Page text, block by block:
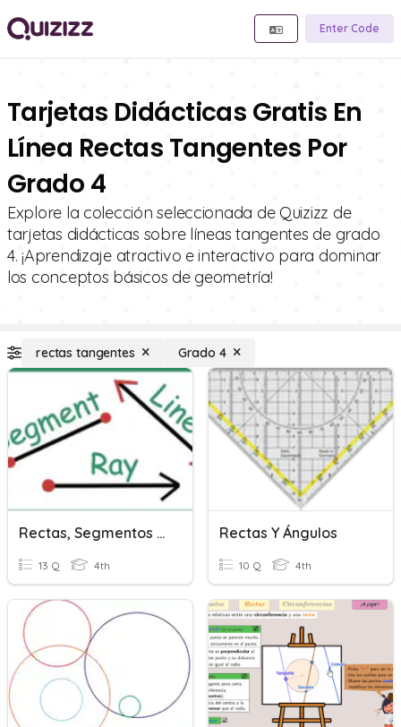
Enter Code
Tarjetas Didácticas Gratis En
Línea Rectas Tangentes Por
Grado 4
Explore la colección seleccionada de Quizizz de
tarjetas didácticas sobre líneas tangentes de grado
4. ¡Aprendizaje atractivo e interactivo para dominar
los conceptos básicos de geometría!
rectas tangentes Grado 4
Rectas, Segmentos De Recta, Rayos
13 Q 4th
Rectas Y Ángulos
10 Q 4th